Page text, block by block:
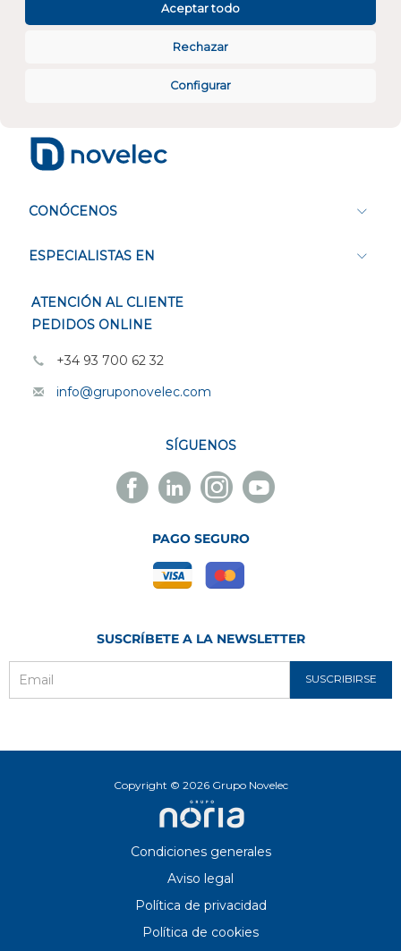
Configurar
Rechazar
Aceptar todo
CONÓCENOS
ESPECIALISTAS EN
ATENCIÓN AL CLIENTE
PEDIDOS ONLINE
+34 93 700 62 32
info@gruponovelec.com
SÍGUENOS
Facebook
Novelec
Linkedin
Novelec
Instagram
Novelec
Youtube
Novelec
PAGO SEGURO
SUSCRÍBETE A LA NEWSLETTER
SUSCRIBIRSE
Copyright © 2026 Grupo Novelec
Condiciones generales
Aviso legal
Política de privacidad
Política de cookies